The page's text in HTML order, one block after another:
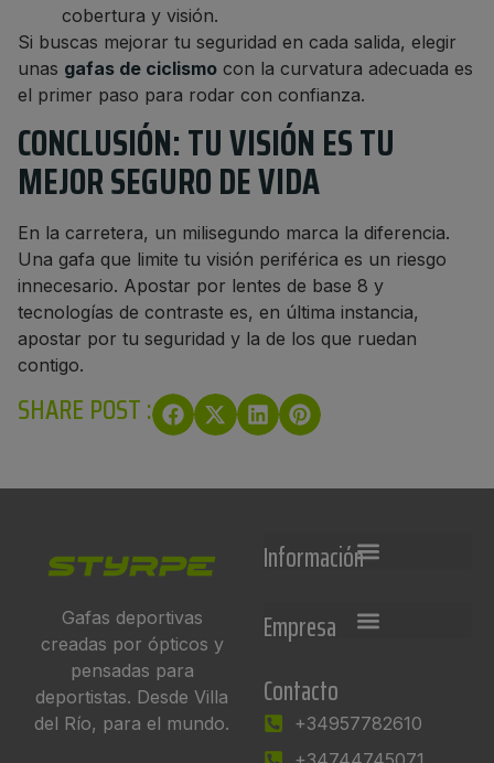
cobertura y visión.
Si buscas mejorar tu seguridad en cada salida, elegir
unas gafas de ciclismo con la curvatura adecuada es
el primer paso para rodar con confianza.
CONCLUSIÓN: TU VISIÓN ES TU
MEJOR SEGURO DE VIDA
En la carretera, un milisegundo marca la diferencia.
Una gafa que limite tu visión periférica es un riesgo
innecesario. Apostar por lentes de base 8 y
tecnologías de contraste es, en última instancia,
apostar por tu seguridad y la de los que ruedan
contigo.
SHARE POST :
Gafas deportivas
creadas por ópticos y
pensadas para
deportistas. Desde Villa
del Río, para el mundo.
Información
Empresa
Contacto
+34957782610